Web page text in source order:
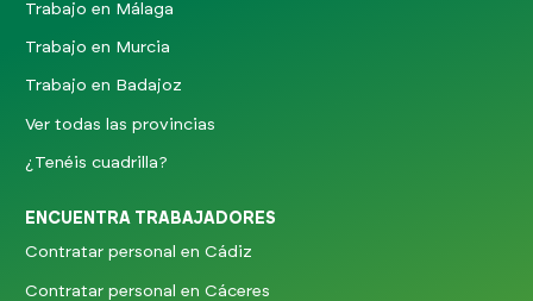
Trabajo en Málaga
Trabajo en Murcia
Trabajo en Badajoz
Ver todas las provincias
¿Tenéis cuadrilla?
ENCUENTRA TRABAJADORES
Contratar personal en Cádiz
Contratar personal en Cáceres